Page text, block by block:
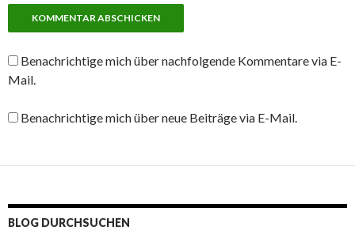
Benachrichtige mich über nachfolgende Kommentare via E-
Mail.
Benachrichtige mich über neue Beiträge via E-Mail.
BLOG DURCHSUCHEN